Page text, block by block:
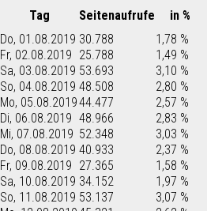
Tag Seitenaufrufe in %
Do, 01.08.2019 30.788 1,78 %
Fr, 02.08.2019 25.788 1,49 %
Sa, 03.08.2019 53.693 3,10 %
So, 04.08.2019 48.508 2,80 %
Mo, 05.08.201944.477 2,57 %
Di, 06.08.2019 48.966 2,83 %
Mi, 07.08.2019 52.348 3,03 %
Do, 08.08.2019 40.933 2,37 %
Fr, 09.08.2019 27.365 1,58 %
Sa, 10.08.2019 34.152 1,97 %
So, 11.08.2019 53.137 3,07 %